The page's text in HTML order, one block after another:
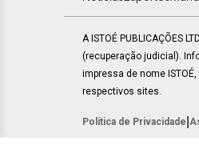
A ISTOÉ PUBLICAÇÕES
(recuperação judicial).
impressa de nome
respectivos sites.
Política de Privacidade